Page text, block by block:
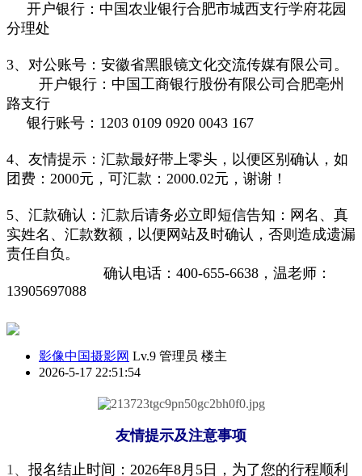
开户银行：中国农业银行合肥市城西支行学府花园
分理处
3、对公账号：安徽省黑眼镜文化交流传媒有限公司。
开户银行：中国工商银行股份有限公司合肥亳州
路支行
银行账号：1203 0109 0920 0043 167
4、友情提示：汇款最好带上零头，以便区别确认，如
团费：2000元，可汇款：2000.02元，谢谢！
5、汇款确认：汇款后请务必立即短信告知：网名、真
实姓名、汇款数额，以便网站及时确认，否则造成遗漏
责任自负。
确认电话：400-655-6638 ， 温老师 ：
13905697088
影像中国摄影网 Lv.9 管理员 楼主
2026-5-17 22:51:54
友情提示及注意事项
1、 报名结止时间：2026年8月5日， 为了您的行程顺利